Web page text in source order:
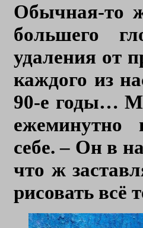
Обычная-то
большего
удаления от
каждого из
90-е годы…
ежеминутно
себе. – Он в
что ж
рисовать